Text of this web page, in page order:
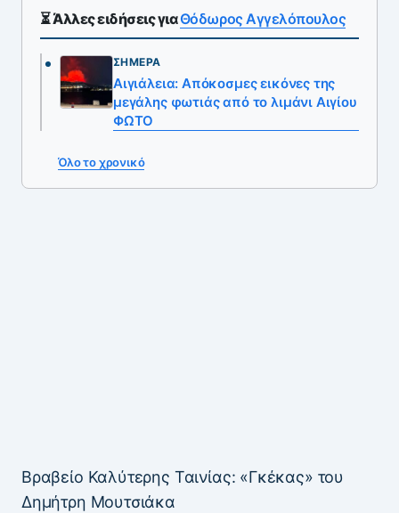
⏳ Άλλες ειδήσεις γιαΘόδωρος Αγγελόπουλος
ΣΉΜΕΡΑ
Αιγιάλεια: Απόκοσμες εικόνες της
μεγάλης φωτιάς από το λιμάνι Αιγίου
ΦΩΤΟ
Όλο το χρονικό
Βραβείο Καλύτερης Ταινίας: «Γκέκας» του
Δημήτρη Μουτσιάκα